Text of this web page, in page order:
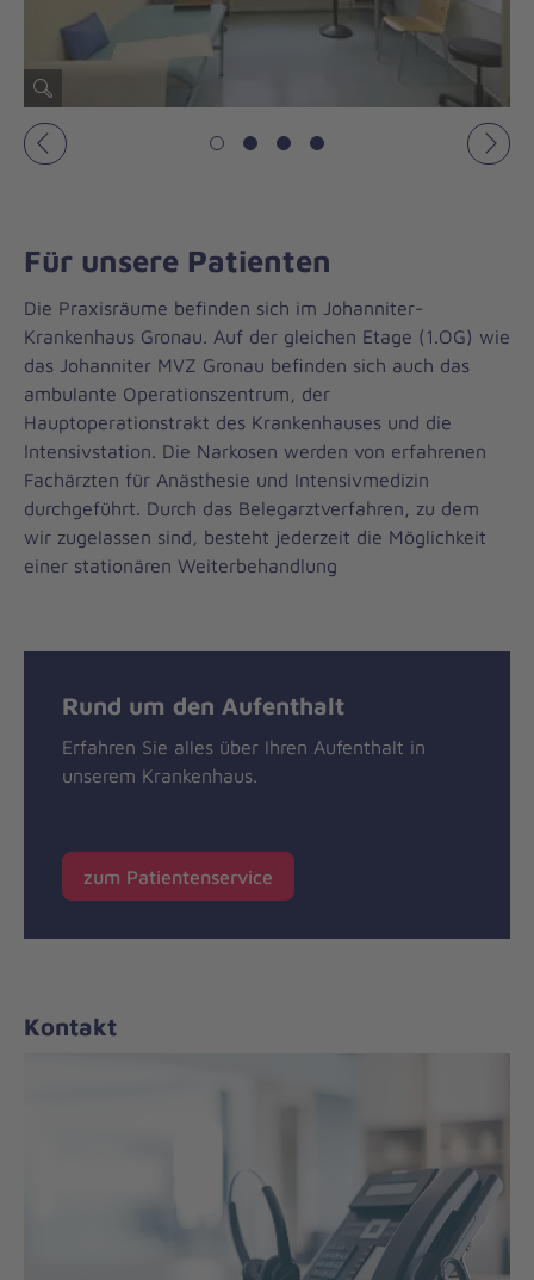
Vorheriges
Für unsere Patienten
Die Praxisräume befinden sich im Johanniter-
Krankenhaus Gronau. Auf der gleichen Etage (1.OG) wie
das Johanniter MVZ Gronau befinden sich auch das
ambulante Operationszentrum, der
Hauptoperationstrakt des Krankenhauses und die
Intensivstation. Die Narkosen werden von erfahrenen
Fachärzten für Anästhesie und Intensivmedizin
durchgeführt. Durch das Belegarztverfahren, zu dem
wir zugelassen sind, besteht jederzeit die Möglichkeit
einer stationären Weiterbehandlung
Rund um den Aufenthalt
Erfahren Sie alles über Ihren Aufenthalt in
unserem Krankenhaus.
zum Patientenservice
Kontakt